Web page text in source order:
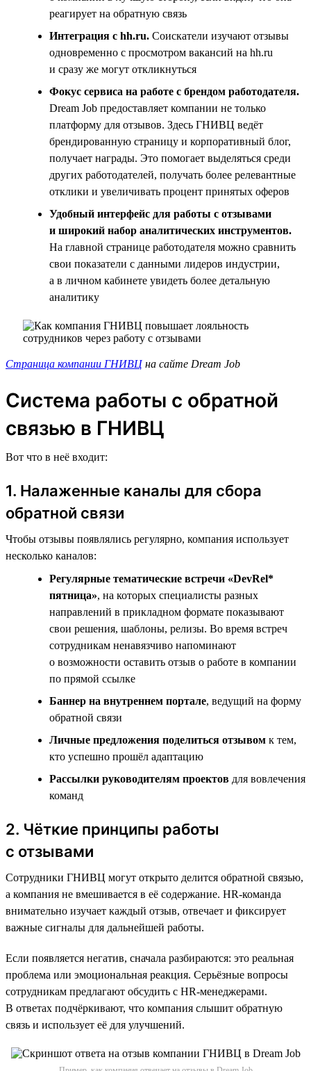
реагирует на обратную связь
Интеграция с hh.ru. Соискатели изучают отзывы
одновременно с просмотром вакансий на hh.ru
и сразу же могут откликнуться
Фокус сервиса на работе с брендом работодателя.
Dream Job предоставляет компании не только
платформу для отзывов. Здесь ГНИВЦ ведёт
брендированную страницу и корпоративный блог,
получает награды. Это помогает выделяться среди
других работодателей, получать более релевантные
отклики и увеличивать процент принятых оферов
Удобный интерфейс для работы с отзывами
и широкий набор аналитических инструментов.
На главной странице работодателя можно сравнить
свои показатели с данными лидеров индустрии,
а в личном кабинете увидеть более детальную
аналитику
Страница компании ГНИВЦна сайте Dream Job
Система работы с обратной
связью в ГНИВЦ
Вот что в неё входит:
1. Налаженные каналы для сбора
обратной связи
Чтобы отзывы появлялись регулярно, компания использует
несколько каналов:
Регулярные тематические встречи «DevRel*
пятница», на которых специалисты разных
направлений в прикладном формате показывают
свои решения, шаблоны, релизы. Во время встреч
сотрудникам ненавязчиво напоминают
о возможности оставить отзыв о работе в компании
по прямой ссылке
Баннер на внутреннем портале, ведущий на форму
обратной связи
Личные предложения поделиться отзывом к тем,
кто успешно прошёл адаптацию
Рассылки руководителям проектов для вовлечения
команд
2. Чёткие принципы работы
с отзывами
Сотрудники ГНИВЦ могут открыто делится обратной связью,
а компания не вмешивается в её содержание. HR-команда
внимательно изучает каждый отзыв, отвечает и фиксирует
важные сигналы для дальнейшей работы.
Если появляется негатив, сначала разбираются: это реальная
проблема или эмоциональная реакция. Серьёзные вопросы
сотрудникам предлагают обсудить с HR-менеджерами.
В ответах подчёркивают, что компания слышит обратную
связь и использует её для улучшений.